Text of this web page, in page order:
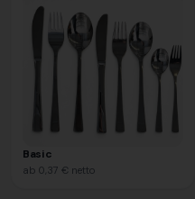
Basic
ab 0,37 € netto